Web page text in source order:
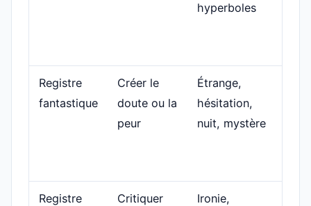
hyperboles
Registre
fantastique
Créer le
doute ou la
peur
Étrange,
hésitation,
nuit, mystère
Registre
Critiquer
Ironie,